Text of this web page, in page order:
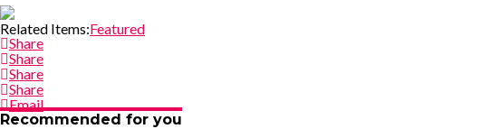
Related Items:Featured
Share
Share
Share
Share
Email
Recommended for you